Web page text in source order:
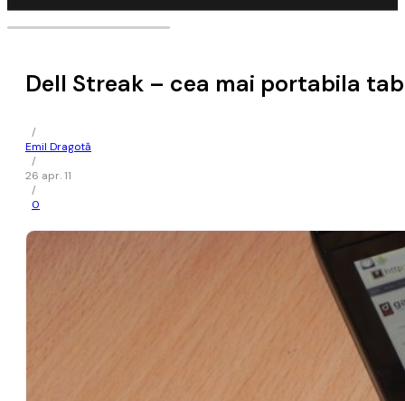
Dell Streak – cea mai portabila
/
Emil Dragotă
/
26 apr. 11
/
0